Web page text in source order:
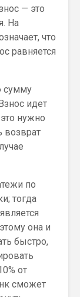
— это
На
что
равняется
сумму
идет
нужно
возврат
по
тогда
она и
быстро,
от
сможет